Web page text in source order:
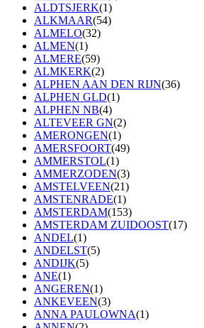
ALDTSJERK(1)
ALKMAAR(54)
ALMELO(32)
ALMEN(1)
ALMERE(59)
ALMKERK(2)
ALPHEN AAN DEN RIJN(36)
ALPHEN GLD(1)
ALPHEN NB(4)
ALTEVEER GN(2)
AMERONGEN(1)
AMERSFOORT(49)
AMMERSTOL(1)
AMMERZODEN(3)
AMSTELVEEN(21)
AMSTENRADE(1)
AMSTERDAM(153)
AMSTERDAM ZUIDOOST(17)
ANDEL(1)
ANDELST(5)
ANDIJK(5)
ANE(1)
ANGEREN(1)
ANKEVEEN(3)
ANNA PAULOWNA(1)